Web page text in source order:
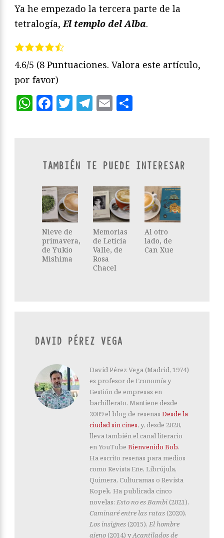
Ya he empezado la tercera parte de la
tetralogía, El templo del Alba.
4.6/5 (8 Puntuaciones. Valora este artículo,
por favor)
WhatsApp
Facebook
Twitter
Telegram
Email
TAMBIÉN TE PUEDE INTERESAR
Nieve de
primavera,
de Yukio
Mishima
Memorias
de Leticia
Valle, de
Rosa
Chacel
Al otro
lado, de
Can Xue
DAVID PÉREZ VEGA
David Pérez Vega (Madrid, 1974)
es profesor de Economía y
Gestión de empresas en
bachillerato. Mantiene desde
2009 el blog de reseñas Desde la
ciudad sin cines, y, desde 2020,
lleva también el canal literario
en YouTube Bienvenido Bob.
Ha escrito reseñas para medios
como Revista Eñe, Librújula,
Quimera, Culturamas o Revista
Kopek. Ha publicada cinco
novelas: Esto no es Bambi (2021),
Caminaré entre las ratas (2020),
Los insignes (2015), El hombre
ajeno (2014) yAcantilados de